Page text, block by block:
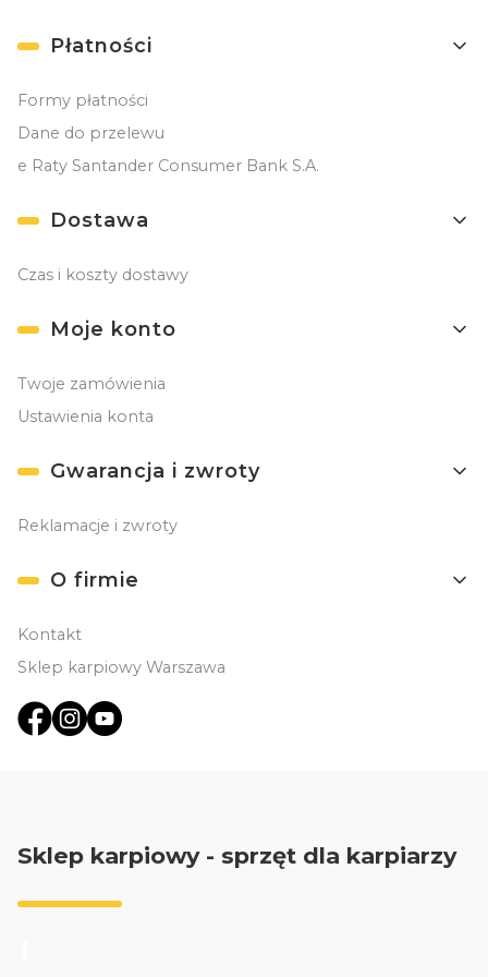
Płatności
Formy płatności
Dane do przelewu
e Raty Santander Consumer Bank S.A.
Dostawa
Czas i koszty dostawy
Moje konto
Twoje zamówienia
Ustawienia konta
Gwarancja i zwroty
Reklamacje i zwroty
O firmie
Kontakt
Sklep karpiowy Warszawa
Sklep karpiowy - sprzęt dla karpiarzy